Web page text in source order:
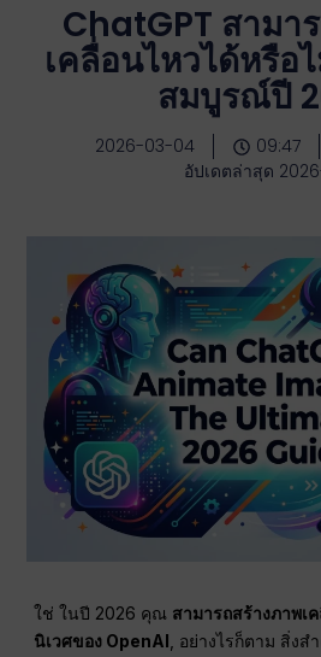
ChatGPT สามา
เคลื่อนไหวได้หรือ
สมบูรณ์ปี
2026-03-04 09:47
อัปเดตล่าสุด
ใช่ ในปี 2026 คุณ สามารถสร้างภาพเ
นิเวศของ OpenAI , อย่างไรก็ตาม สิ่ง